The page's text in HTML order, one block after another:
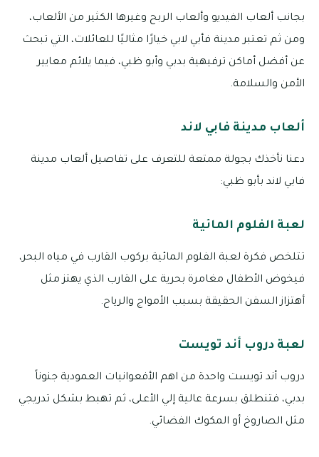
بجانب ألعاب الفيديو وألعاب الربح وغيرها الكثير من الألعاب،
ومن ثم تعتبر مدينة فأبي لابي خيارًا مثاليًا للعائلات، التي تبحث
عن أفضل أماكن ترفيهية بدبي وأبو ظبي، فيما يلائم معايير
الأمن والسلامة.
ألعاب مدينة فابي لاند
دعنا نأخذك بجولة ممتعة للتعرف على تفاصيل ألعاب مدينة
فابي لاند بأبو ظبي:
لعبة الفلوم المائية
تتلخص فكرة لعبة الفلوم المائية بركوب القارب في مياه البحر،
فيخوض الأطفال مغامرة بحرية على القارب الذي يهتز مثل
أهتزاز السفن الحقيقة بسبب الأمواج والرياح.
لعبة دروب أند تويست
دروب أند تويست واحدة من اهم الأفعوانيات العمودية جنوناً
بدبي، فتنطلق بسرعة عالية إلي الأعلى، ثم تهبط بشكل تدريجي
مثل الصاروخ أو المكوك الفضائي.